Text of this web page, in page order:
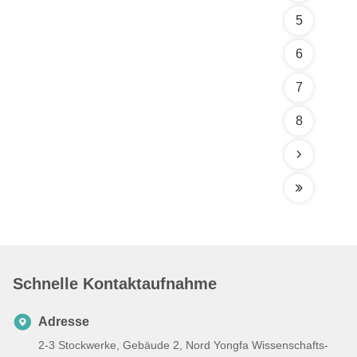
5
6
7
8
Schnelle Kontaktaufnahme
Adresse
2-3 Stockwerke, Gebäude 2, Nord Yongfa Wissenschafts-